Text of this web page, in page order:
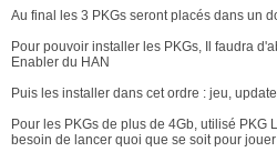
Au final les 3 PKGs seront placés dans un
Pour pouvoir installer les PKGs, Il faudra
Enabler du HAN
Puis les installer dans cet ordre : jeu,
Pour les PKGs de plus de 4Gb, utilisé PKG
besoin de lancer quoi que se soit pour